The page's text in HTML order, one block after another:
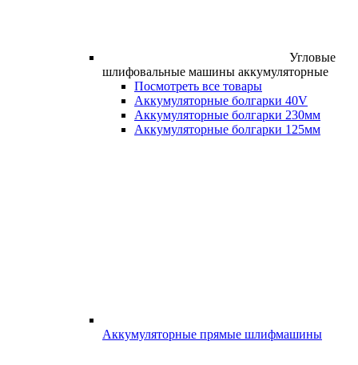
Угловые
шлифовальные машины аккумуляторные
Посмотреть все товары
Аккумуляторные болгарки 40V
Аккумуляторные болгарки 230мм
Аккумуляторные болгарки 125мм
Аккумуляторные прямые шлифмашины